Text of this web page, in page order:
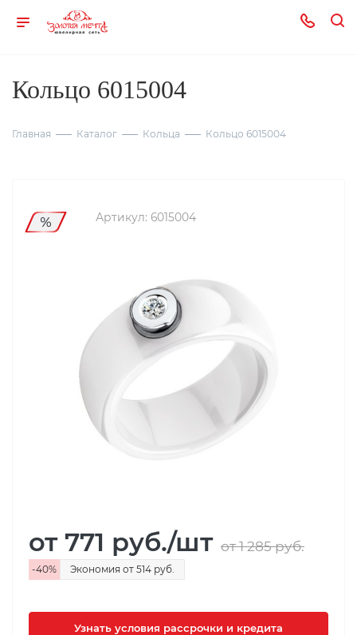
Кольцо 6015004
Главная Каталог Кольца Кольцо 6015004
Артикул: 6015004
от 771 руб./шт от 1 285руб.
-40% Экономия от 514 руб.
Узнать условия рассрочки и кредита